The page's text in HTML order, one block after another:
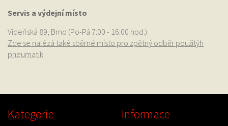
Servis a výdejní místo
Vídeňská 89, Brno (Po-Pá 7:00 - 16:00 hod.)
Zde se nalézá také sběrné místo pro zpětný odběr použitýh
pneumatik
Kategorie Informace